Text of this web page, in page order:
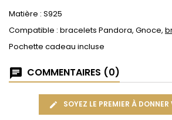
Matière : S925
Compatible : bracelets Pandora, Gnoce,
Pochette cadeau incluse
COMMENTAIRES (0)
SOYEZ LE PREMIER À